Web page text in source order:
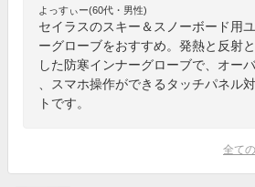
よっすぃー(60代・男性)
セイラスのスキー＆スノーボード用
ーグローブをおすすめ。発熱と反射
した防寒インナーグローブで、オー
、スマホ操作ができるタッチパネル
トです。
全て